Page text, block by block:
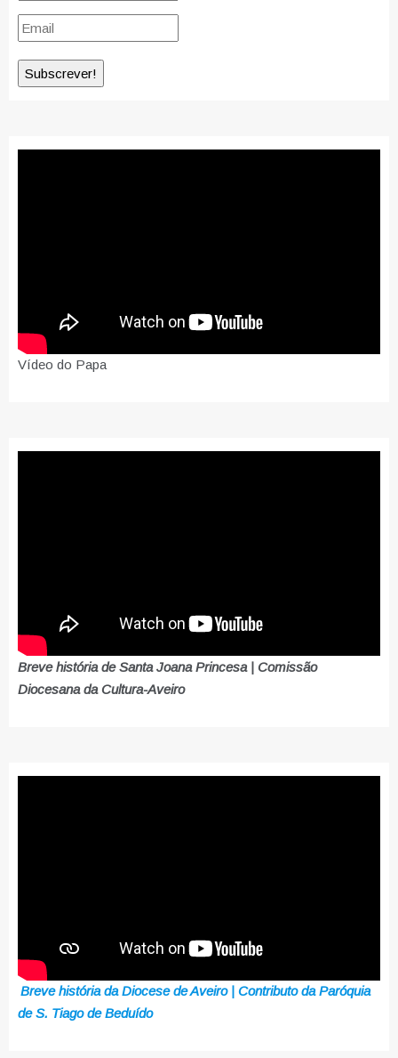
Vídeo do Papa
Breve história de Santa Joana Princesa | Comissão
Diocesana da Cultura-Aveiro
Breve história da Diocese de Aveiro | Contributo da Paróquia
de S. Tiago de Beduído